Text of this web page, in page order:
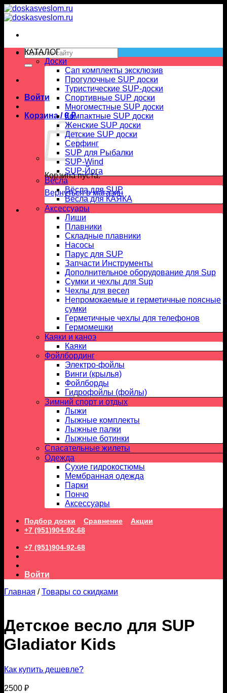
Skip
to
Искать:
Войти
Корзина /0₽
Корзина пуста.
Вернуться в магазин
КАТАЛОГ
Доски
Сап комплекты эксклюзив
Прогулочные SUP доски
Туристические SUP-доски
Спортивные SUP доски
Многоместные SUP доски
Компактные SUP доски
Женские SUP доски
Детские SUP доски
Серфинг
SUP для Рыбалки
SUP-Wind
SUP-Йога
Вёсла
Вёсла для SUP
Весла для КАЯКА
Аксессуары
Лиши
Плавники
Складные плавники
Насосы
Парус для SUP
Запчасти Инструменты
Дополнительное оборудование для Sup
Сумки и чехлы для Sup
Чехлы для весел
Непромокаемые и герметичные поясные
сумки
Герметичные чехлы для телефонов
Гермомешки
Каяки и каноэ
Каяки
Фойлбординг
Электро-фойлы
Винги (крылья)
Фойлборды
Гидрофойлы (фойлы)
Зимний спорт и отдых
Лыжи
Лыжные комплекты
Лыжные палки
Лыжные ботинки
Спасательные жилеты
Одежда
Сухие гидрокостюмы
Мембранная одежда
Парки
Пончо
Аксессуары
Подбор доски Сравнение
Акции
+7 (951)904-92-68
+7 (951)904-92-68
Войти
Главная / Товары со скидками
Детское весло для SUP
Gladiator Kids
Как купить дешевле?
2500 ₽